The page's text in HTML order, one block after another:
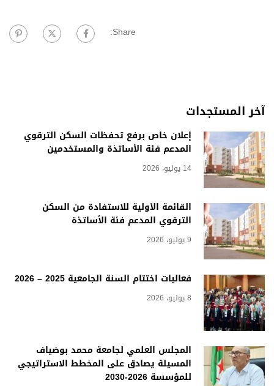
Share:
آخر المستجدات
إعلان خاص برفع تحفظات السكن الترقوي
المدعم فئة الأساتذة والمستخدمين
14 يوليو، 2026
القائمة الأولية للاستفادة من السكن
الترقوي المدعم فئة الأساتذة
9 يوليو، 2026
فعاليات اختتام السنة الجامعية 2025 – 2026
8 يوليو، 2026
المجلس العلمي لجامعة محمد بوضياف
المسيلة يصادق على المخطط الاستراتيجي
للمؤسسة 2026-2030